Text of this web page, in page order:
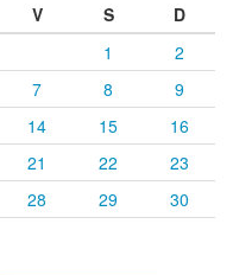
V S
D
1
2
7 8
9
14 15
16
21 22
23
28 29
30